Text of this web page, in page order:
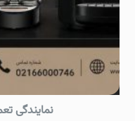
نمایندگی